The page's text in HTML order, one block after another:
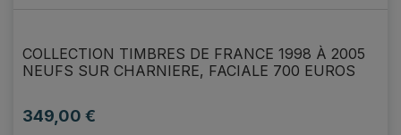
COLLECTION TIMBRES DE FRANCE 1998 À 2005
NEUFS SUR CHARNIERE, FACIALE 700 EUROS
Prix
349,00 €